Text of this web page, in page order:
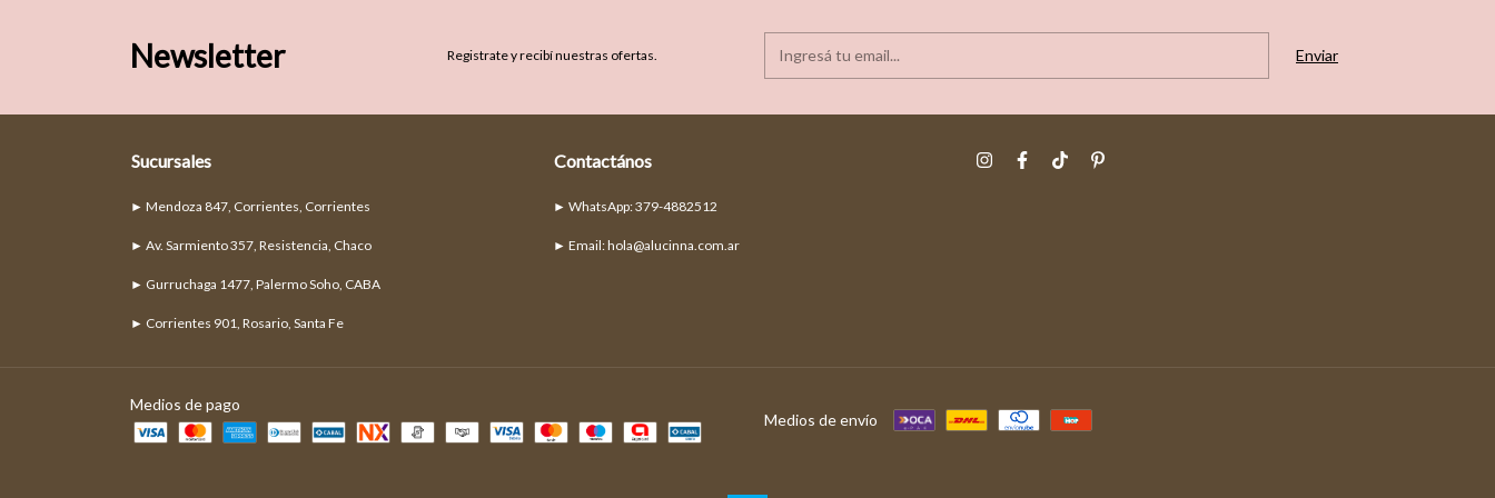
Newsletter Registrate y recibí nuestras ofertas.
Sucursales
► Mendoza 847, Corrientes, Corrientes
► Av. Sarmiento 357, Resistencia, Chaco
► Gurruchaga 1477, Palermo Soho, CABA
► Corrientes 901, Rosario, Santa Fe
Contactános
► Email:hola@alucinna.com.ar
Medios de pago
Medios de envío